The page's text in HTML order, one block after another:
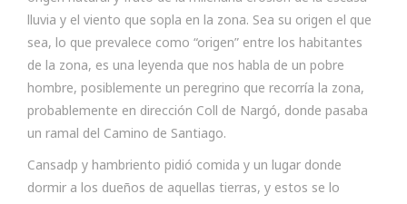
lluvia y el viento que sopla en la zona. Sea su origen el que
sea, lo que prevalece como “origen” entre los habitantes
de la zona, es una leyenda que nos habla de un pobre
hombre, posiblemente un peregrino que recorría la zona,
probablemente en dirección Coll de Nargó, donde pasaba
un ramal del Camino de Santiago.
Cansadp y hambriento pidió comida y un lugar donde
dormir a los dueños de aquellas tierras, y estos se lo